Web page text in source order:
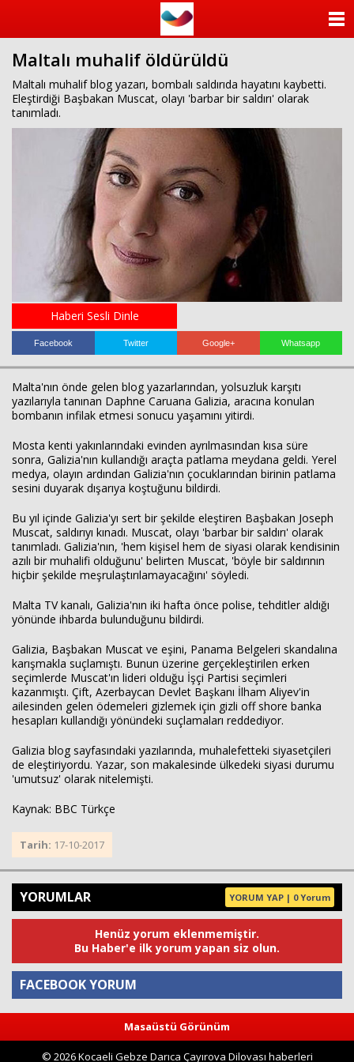
Maltalı muhalif öldürüldü
Maltalı muhalif blog yazarı, bombalı saldırıda hayatını kaybetti.
Eleştirdiği Başbakan Muscat, olayı 'barbar bir saldırı' olarak
tanımladı.
Haberi Sesli Dinle
Facebook Twitter Google+ Whatsapp
Malta'nın önde gelen blog yazarlarından, yolsuzluk karşıtı
yazılarıyla tanınan Daphne Caruana Galizia, aracına konulan
bombanın infilak etmesi sonucu yaşamını yitirdi.
Mosta kenti yakınlarındaki evinden ayrılmasından kısa süre
sonra, Galizia'nın kullandığı araçta patlama meydana geldi. Yerel
medya, olayın ardından Galizia'nın çocuklarından birinin patlama
sesini duyarak dışarıya koştuğunu bildirdi.
Bu yıl içinde Galizia'yı sert bir şekilde eleştiren Başbakan Joseph
Muscat, saldırıyı kınadı. Muscat, olayı 'barbar bir saldırı' olarak
tanımladı. Galizia'nın, 'hem kişisel hem de siyasi olarak kendisinin
azılı bir muhalifi olduğunu' belirten Muscat, 'böyle bir saldırının
hiçbir şekilde meşrulaştırılamayacağını' söyledi.
Malta TV kanalı, Galizia'nın iki hafta önce polise, tehditler aldığı
yönünde ihbarda bulunduğunu bildirdi.
Galizia, Başbakan Muscat ve eşini, Panama Belgeleri skandalına
karışmakla suçlamıştı. Bunun üzerine gerçekleştirilen erken
seçimlerde Muscat'ın lideri olduğu İşçi Partisi seçimleri
kazanmıştı. Çift, Azerbaycan Devlet Başkanı İlham Aliyev'in
ailesinden gelen ödemeleri gizlemek için gizli off shore banka
hesapları kullandığı yönündeki suçlamaları reddediyor.
Galizia blog sayfasındaki yazılarında, muhalefetteki siyasetçileri
de eleştiriyordu. Yazar, son makalesinde ülkedeki siyasi durumu
'umutsuz' olarak nitelemişti.
Kaynak: BBC Türkçe
Tarih: 17-10-2017
YORUMLAR YORUM YAP | 0 Yorum
Henüz yorum eklenmemiştir.
Bu Haber'e ilk yorum yapan siz olun.
FACEBOOK YORUM
Yorum
Masaüstü Görünüm
© 2026 Kocaeli Gebze Darıca Çayırova Dilovası haberleri
YAZARLAR
ANKETLER
FOTO GALERİ
VİDEO GALERİ
KÜNYE
İLETİŞİM
Haberin Doğru Adresi.